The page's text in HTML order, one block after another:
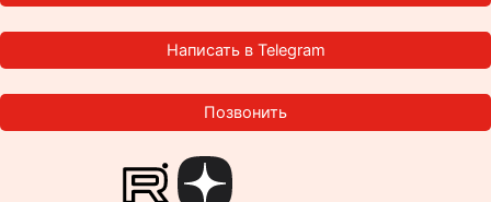
Написать в Telegram
Позвонить